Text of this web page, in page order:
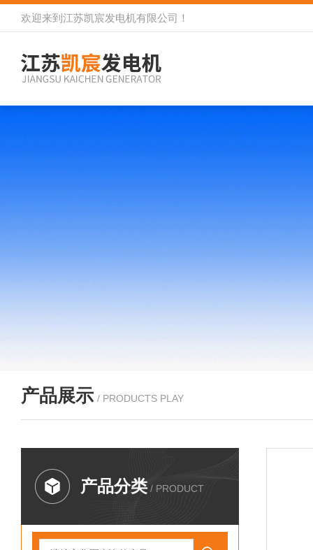
欢迎来到 江苏凯宸发电机有限公司 ！
产品展示 / PRODUCTS PLAY
产品分类 / PRODUCT